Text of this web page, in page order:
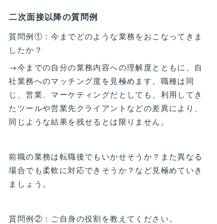
二次面接以降の質問例
質問例①：今までどのような業務をおこなってきま
したか？
→今までの自分の業務内容への理解度とともに、自
社業務へのマッチング度を見極めます。職種は同
じ、営業、マーケティングだとしても、利用してき
たツールや営業先クライアントなどの差異により、
同じような結果を残せるとは限りません。
前職の業務は転職後でもいかせそうか？また異なる
場合でも柔軟に対応できそうか？など見極めていき
ましょう。
質問例②：ご自身の役割を教えてください。